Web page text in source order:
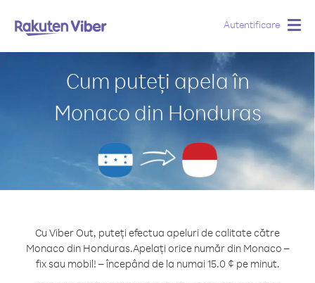
Autentificare
Cum puteți apela în
Monaco din Honduras
Cu Viber Out, puteți efectua apeluri de calitate către
Monaco din Honduras.Apelați orice număr din Monaco –
fix sau mobil! – începând de la numai 15.0 ¢ pe minut.